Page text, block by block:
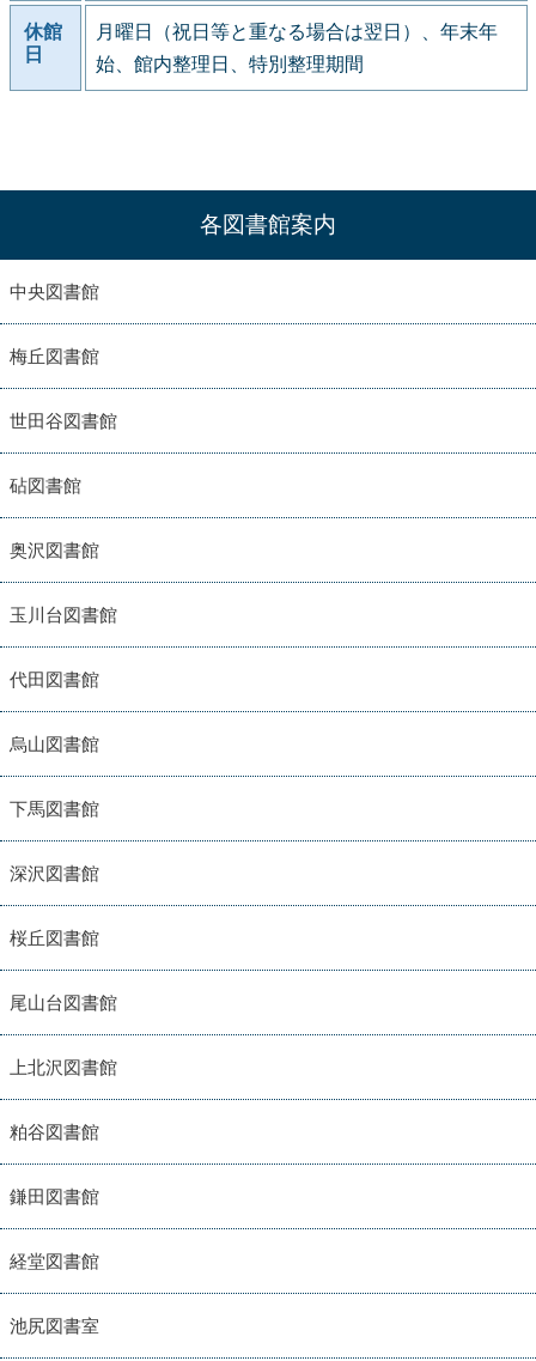
休館
日
月曜日（祝日等と重なる場合は翌日）、年末年
始、館内整理日、特別整理期間
各図書館案内
中央図書館
梅丘図書館
世田谷図書館
砧図書館
奥沢図書館
玉川台図書館
代田図書館
烏山図書館
下馬図書館
深沢図書館
桜丘図書館
尾山台図書館
上北沢図書館
粕谷図書館
鎌田図書館
経堂図書館
池尻図書室